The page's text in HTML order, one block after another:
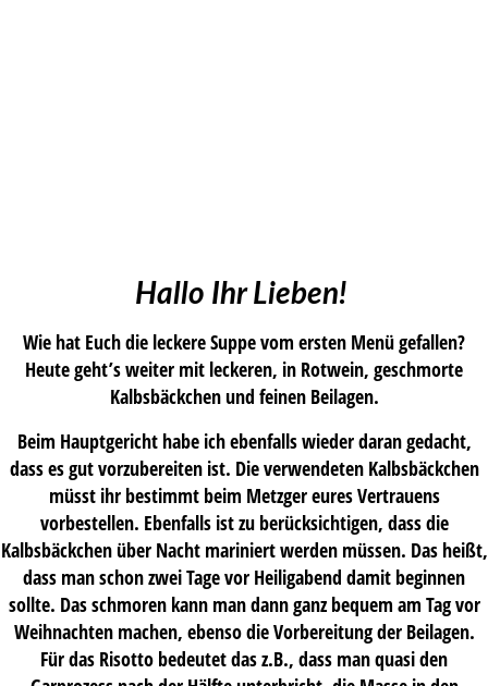
Hallo Ihr Lieben!
Wie hat Euch die leckere Suppe vom ersten Menü gefallen?
Heute geht’s weiter mit leckeren, in Rotwein, geschmorte
Kalbsbäckchen und feinen Beilagen.
Beim Hauptgericht habe ich ebenfalls wieder daran gedacht,
dass es gut vorzubereiten ist. Die verwendeten Kalbsbäckchen
müsst ihr bestimmt beim Metzger eures Vertrauens
vorbestellen. Ebenfalls ist zu berücksichtigen, dass die
Kalbsbäckchen über Nacht mariniert werden müssen. Das heißt,
dass man schon zwei Tage vor Heiligabend damit beginnen
sollte. Das schmoren kann man dann ganz bequem am Tag vor
Weihnachten machen, ebenso die Vorbereitung der Beilagen.
Für das Risotto bedeutet das z.B., dass man quasi den